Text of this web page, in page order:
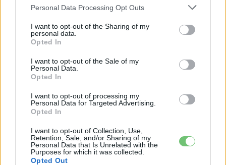
Personal Data Processing Opt Outs
I want to opt-out of the Sharing of my
personal data.
Opted In
I want to opt-out of the Sale of my
Personal Data.
Opted In
I want to opt-out of processing my
Personal Data for Targeted Advertising.
Opted In
I want to opt-out of Collection, Use,
Retention, Sale, and/or Sharing of my
Personal Data that Is Unrelated with the
Purposes for which it was collected.
Opted Out
németek, hogy lekörözzék a kínai LFP-